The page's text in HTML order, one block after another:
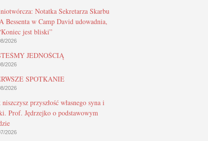
Notatka Sekretarza Skarbu
Bessenta w Camp David udowadnia,
jest bliski”
2026
JEDNOŚCIĄ
2026
SPOTKANIE
2026
przyszłość własnego syna i
Prof. Jędrzejko o podstawowym
2026